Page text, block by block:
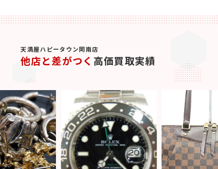
天満屋ハピータウン岡南店
他店と差がつく 高価買取実績